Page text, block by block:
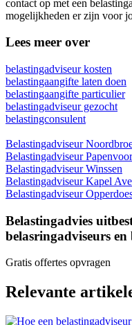
contact op met een
mogelijkheden er zijn voor
Lees meer over
belastingadviseur kosten
belastingaangifte laten doen
belastingaangifte particulier
belastingadviseur gezocht
belastingconsulent
Belastingadviseur
Belastingadviseur
Belastingadviseur Winssen
Belastingadviseur Kapel
Belastingadviseur
Belastingadvies
belasringadviseurs en
Gratis offertes opvragen
Relevante